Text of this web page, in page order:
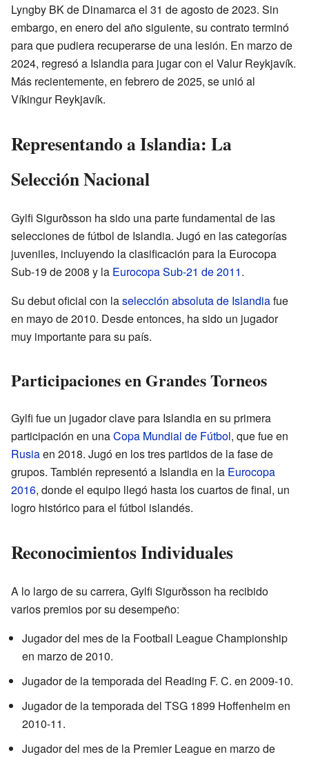
Lyngby BK de Dinamarca el 31 de agosto de 2023. Sin
embargo, en enero del año siguiente, su contrato terminó
para que pudiera recuperarse de una lesión. En marzo de
2024, regresó a Islandia para jugar con el Valur Reykjavík.
Más recientemente, en febrero de 2025, se unió al
Víkingur Reykjavík.
Representando a Islandia: La
Selección Nacional
Gylfi Sigurðsson ha sido una parte fundamental de las
selecciones de fútbol de Islandia. Jugó en las categorías
juveniles, incluyendo la clasificación para la Eurocopa
Sub-19 de 2008 y la Eurocopa Sub-21 de 2011.
Su debut oficial con laselección absoluta de Islandiafue
en mayo de 2010. Desde entonces, ha sido un jugador
muy importante para su país.
Participaciones en Grandes Torneos
Gylfi fue un jugador clave para Islandia en su primera
participación en unaCopa Mundial de Fútbol, que fue en
Rusiaen 2018. Jugó en los tres partidos de la fase de
grupos. También representó a Islandia en la Eurocopa
2016, donde el equipo llegó hasta los cuartos de final, un
logro histórico para el fútbol islandés.
Reconocimientos Individuales
A lo largo de su carrera, Gylfi Sigurðsson ha recibido
varios premios por su desempeño:
Jugador del mes de la Football League Championship
en marzo de 2010.
Jugador de la temporada del Reading F. C. en 2009-10.
Jugador de la temporada del TSG 1899 Hoffenheim en
2010-11.
Jugador del mes de la Premier League en marzo de